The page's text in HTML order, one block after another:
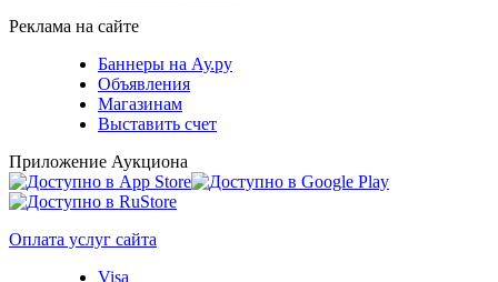
Реклама на сайте
Баннеры на Ау.ру
Объявления
Магазинам
Выставить счет
Приложение Аукциона
Оплата услуг сайта
Visa